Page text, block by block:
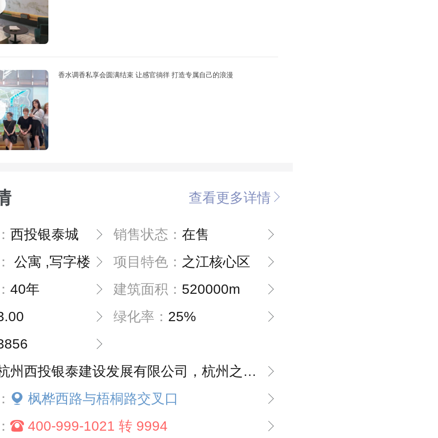
香水调香私享会圆满结束 让感官徜徉 打造专属自己的浪漫
查看更多详情
西投银泰城 销售状态： 在售
公寓 ,写字楼 项目特色： 之江核心区
40年 建筑面积： 520000m
绿化率： 25%
州西投银泰建设发展有限公司，杭州之江银泰建设发展有限公司
枫桦西路与梧桐路交叉口
400-999-1021 转 9994